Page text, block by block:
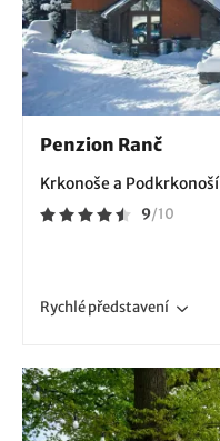
Penzion Ranč
Krkonoše a Podkrkonoší
9/10
Rychlépředstavení